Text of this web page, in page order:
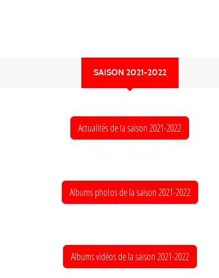
SAISON 2021-2022
Actualités de la saison 2021-2022
Albums photos de la saison 2021-2022
Albums vidéos de la saison 2021-2022